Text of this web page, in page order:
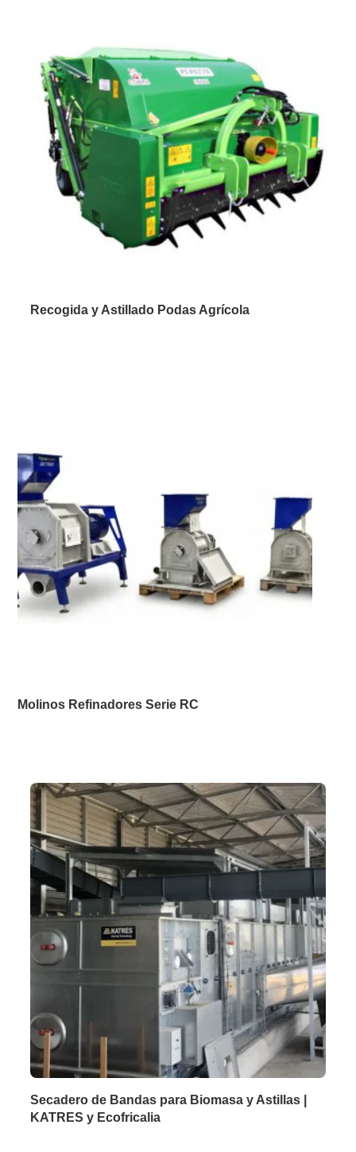
Recogida y Astillado Podas Agrícola
Molinos Refinadores Serie RC
Secadero de Bandas para Biomasa y Astillas |
KATRES y Ecofricalia